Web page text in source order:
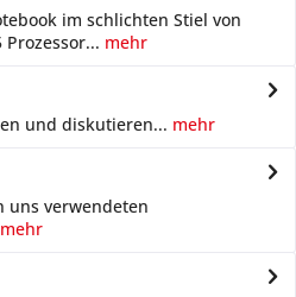
im schlichten Stiel von
mehr
und diskutieren... mehr
uns verwendeten
mehr